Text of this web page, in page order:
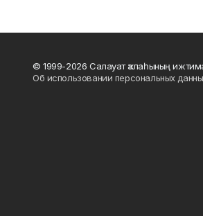
© 1999-2026 Салауат ҡалаһының
Об использовании персональных